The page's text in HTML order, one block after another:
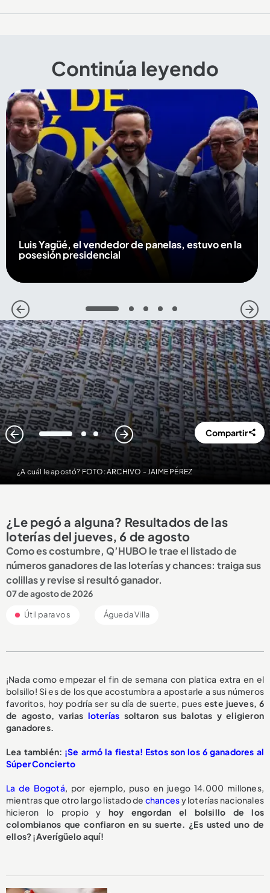
Continúa leyendo
Luis Yagüé, el vendedor de panelas, estuvo en la
posesión presidencial
1 2 3 4 5
¿A cuál le apostó? FOTO: ARCHIVO - JAIME PÉREZ
1 2 3 Compartir
¿Le pegó a alguna? Resultados de las
loterías del jueves, 6 de agosto
Como es costumbre, Q’HUBO le trae el listado de
números ganadores de las loterías y chances: traiga sus
colillas y revise si resultó ganador.
07 de agosto de 2026
Útil para vos Águeda Villa
¡Nada como empezar el fin de semana con platica extra en el
bolsillo! Si es de los que acostumbra a apostarle a sus números
favoritos, hoy podría ser su día de suerte, pueseste jueves, 6
de agosto, varias loterías soltaron sus balotas y eligieron
ganadores.
Lea también: ¡Se armó la fiesta! Estos son los 6 ganadores al
Súper Concierto
La de Bogotá, por ejemplo, puso en juego 14.000 millones,
mientras que otro largo listado de chancesy loterías nacionales
hicieron lo propio y hoy engordan el bolsillo de los
colombianos que confiaron en su suerte. ¿Es usted uno de
ellos? ¡Averígüelo aquí!